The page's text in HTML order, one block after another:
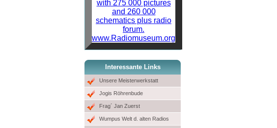
www.Radiomuseum.org
Interessante Links
Unsere Meisterwerkstatt
Jogis Röhrenbude
Frag´ Jan Zuerst
Wumpus Welt d. alten Radios